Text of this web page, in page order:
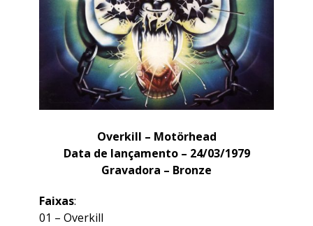
Overkill – Motörhead
Data de lançamento – 24/03/1979
Gravadora – Bronze
Faixas:
01 – Overkill